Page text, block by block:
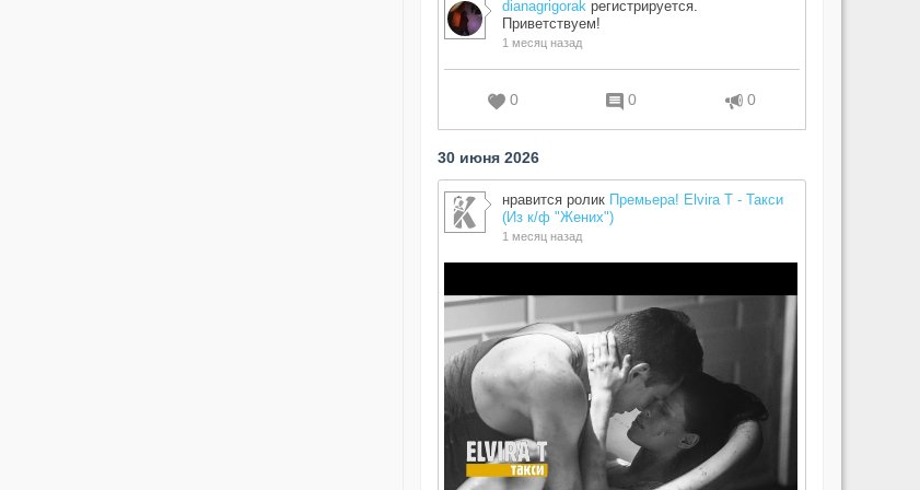
dianagrigorak регистрируется.
Приветствуем!
1 месяц назад
0 0 0
30 июня 2026
нравится ролик Премьера! Elvira T - Такси
(Из к/ф "Жених")
1 месяц назад